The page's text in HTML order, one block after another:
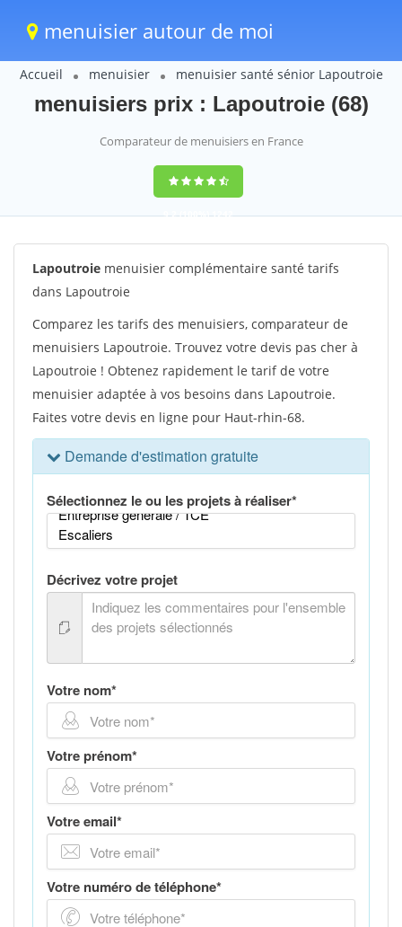
menuisier autour de moi
Accueil menuisier menuisier santé sénior Lapoutroie
menuisiers prix : Lapoutroie (68)
Comparateur de menuisiers en France
9,2(100%)1242
votes
Lapoutroie menuisier complémentaire santé tarifs
dans Lapoutroie
Comparez les tarifs des menuisiers, comparateur de
menuisiers Lapoutroie. Trouvez votre devis pas cher à
Lapoutroie ! Obtenez rapidement le tarif de votre
menuisier adaptée à vos besoins dans Lapoutroie.
Faites votre devis en ligne pour Haut-rhin-68.